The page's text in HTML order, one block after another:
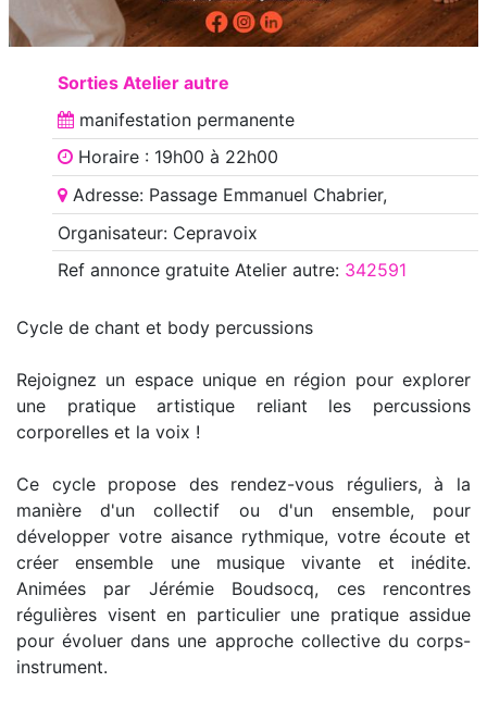
Sorties Atelier autre
manifestation permanente
Horaire : 19h00 à 22h00
Adresse: Passage Emmanuel Chabrier,
Organisateur: Cepravoix
Ref annoncegratuite Atelier autre: 342591
Cycle de chant et body percussions
Rejoignez un espace unique en région pour explorer
une pratique artistique reliant les percussions
corporelles et la voix !
Ce cycle propose des rendez-vous réguliers, à la
manière d'un collectif ou d'un ensemble, pour
développer votre aisance rythmique, votre écoute et
créer ensemble une musique vivante et inédite.
Animées par Jérémie Boudsocq, ces rencontres
régulières visent en particulier une pratique assidue
pour évoluer dans une approche collective du corps-
instrument.